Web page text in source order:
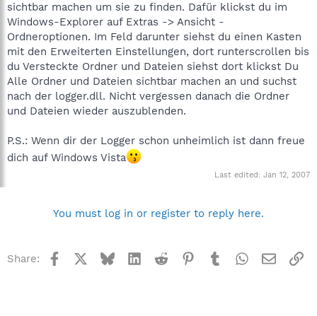
sichtbar machen um sie zu finden. Dafür klickst du im
Windows-Explorer auf Extras -> Ansicht -
Ordneroptionen. Im Feld darunter siehst du einen Kasten
mit den Erweiterten Einstellungen, dort runterscrollen bis
du Versteckte Ordner und Dateien siehst dort klickst Du
Alle Ordner und Dateien sichtbar machen an und suchst
nach der logger.dll. Nicht vergessen danach die Ordner
und Dateien wieder auszublenden.
P.S.: Wenn dir der Logger schon unheimlich ist dann freue
dich auf Windows Vista
Last edited: Jan 12, 2007
You must log in or register to reply here.
Share: Facebook BlueskyLinkedInReddit Pinterest
TumblrWhatsApp
Email